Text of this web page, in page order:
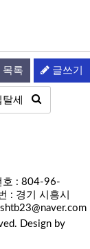
목록 글쓰기
호 : 804-96-
: 경기 시흥시
shtb23@naver.com
Design by